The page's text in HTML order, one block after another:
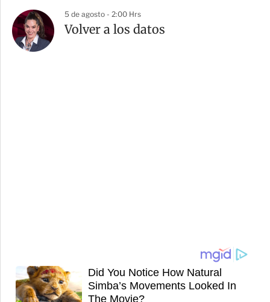
5 de agosto - 2:00 Hrs
Volver a los datos